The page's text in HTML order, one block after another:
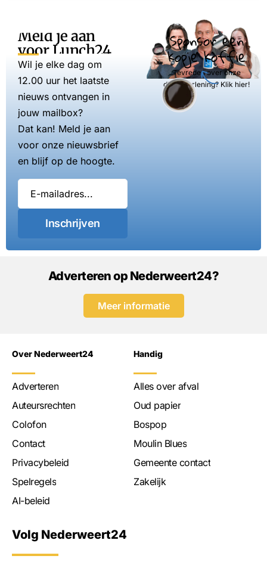
Meld je aan
voor Lunch24
Wil je elke dag om
12.00 uur het laatste
nieuws ontvangen in
jouw mailbox?
Dat kan! Meld je aan
voor onze nieuwsbrief
en blijf op de hoogte.
Inschrijven
Sponsor een
kopje koffie
Tevreden over onze
dienstverlening? Klik hier!
Adverteren op Nederweert24?
Meer informatie
Over Nederweert24
Adverteren
Auteursrechten
Colofon
Contact
Privacybeleid
Spelregels
AI-beleid
Handig
Alles over afval
Oud papier
Bospop
Moulin Blues
Gemeente contact
Zakelijk
Volg Nederweert24